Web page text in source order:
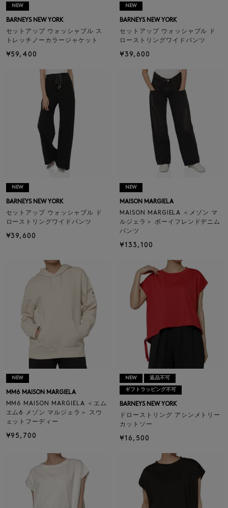
NEW
BARNEYS NEW YORK
セットアップ ウォッシャブル ス
トレッチノーカラージャケット
¥59,400
NEW
BARNEYS NEW YORK
セットアップ ウォッシャブル ド
ローストリングワイドパンツ
¥39,600
NEW
BARNEYS NEW YORK
セットアップ ウォッシャブル ド
ローストリングワイドパンツ
¥39,600
NEW
MAISON MARGIELA
MAISON MARGIELA ＜メゾン マ
ルジェラ＞ ボーイフレンドデニム
パンツ
¥133,100
NEW
MM6 MAISON MARGIELA
MM6 MAISON MARGIELA ＜エム
エム6 メゾン マルジェラ＞ スウ
ェットフーディー
¥95,700
NEW 返品不可
ギフトラッピング不可
BARNEYS NEW YORK
ドローストリング アシンメトリー
カットソー
¥16,500